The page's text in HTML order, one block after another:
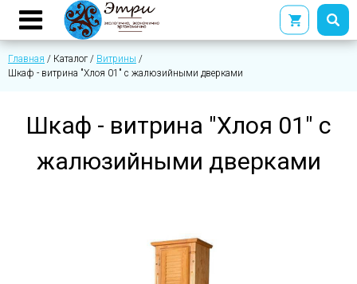
Главная / Каталог / Витрины /
Шкаф - витрина "Хлоя 01" с жалюзийными дверками
Шкаф - витрина "Хлоя 01" с
жалюзийными дверками